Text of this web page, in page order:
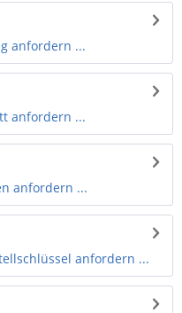
anfordern ...
anfordern ...
anfordern ...
anfordern ...